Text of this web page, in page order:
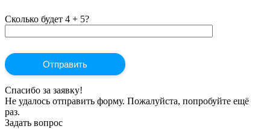
Сколько будет 4 + 5?
Спасибо за заявку!
Не удалось отправить форму. Пожалуйста, попробуйте ещё
раз.
Задать вопрос